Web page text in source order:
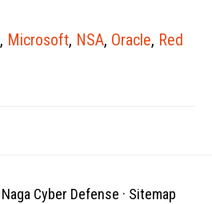
, Microsoft, NSA, Oracle, Red
Naga Cyber Defense · Sitemap